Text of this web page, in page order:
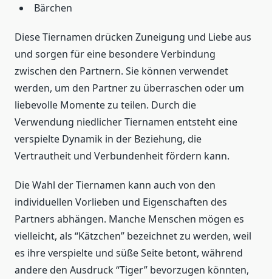
Bärchen
Diese Tiernamen drücken Zuneigung und Liebe aus
und sorgen für eine besondere Verbindung
zwischen den Partnern. Sie können verwendet
werden, um den Partner zu überraschen oder um
liebevolle Momente zu teilen. Durch die
Verwendung niedlicher Tiernamen entsteht eine
verspielte Dynamik in der Beziehung, die
Vertrautheit und Verbundenheit fördern kann.
Die Wahl der Tiernamen kann auch von den
individuellen Vorlieben und Eigenschaften des
Partners abhängen. Manche Menschen mögen es
vielleicht, als “Kätzchen” bezeichnet zu werden, weil
es ihre verspielte und süße Seite betont, während
andere den Ausdruck “Tiger” bevorzugen könnten,